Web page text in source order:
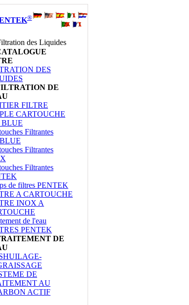
®
des Liquides
DES
DE
FILTRE
CARTOUCHE
Filtrantes
Filtrantes
Filtrantes
de filtres PENTEK
A CARTOUCHE
INOX A
de l'eau
PENTEK
DE
DE
AU
ACTIF